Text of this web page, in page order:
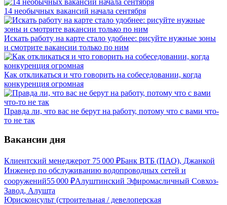
14 необычных вакансий начала сентября
Искать работу на карте стало удобнее: рисуйте нужные зоны
и смотрите вакансии только по ним
Как откликаться и что говорить на собеседовании, когда
конкуренция огромная
Правда ли, что вас не берут на работу, потому что с вами что-
то не так
Вакансии дня
Клиентский менеджерот 75 000 ₽Банк ВТБ (ПАО), Джанкой
Инженер по обслуживанию водопроводных сетей и
сооружений55 000 ₽Алуштинский Эфиромасличный Совхоз-
Завод, Алушта
Юрисконсульт (строительная / девелоперская